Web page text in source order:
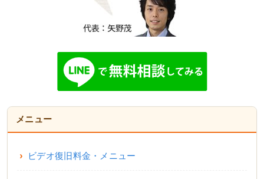
メニュー
ビデオ復旧料金・メニュー